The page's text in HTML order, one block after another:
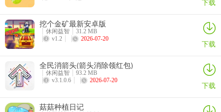
下载
挖个金矿最新安卓版
休闲益智
31.2 MB
v1.2
2026-07-20 下载
全民消箭头(箭头消除领红包)
休闲益智
93.2 MB
v3.1.0.6
2026-07-20 下载
菇菇种植日记